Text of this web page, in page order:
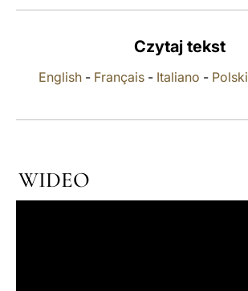
Czytaj tekst
English - Français - Italiano - Polski
WIDEO